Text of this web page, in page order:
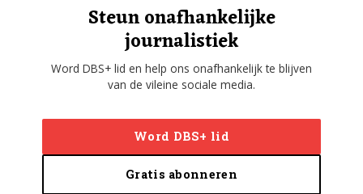
Steun onafhankelijke
journalistiek
Word DBS+ lid en help ons onafhankelijk te blijven
van de vileine sociale media.
Word DBS+ lid
Gratis abonneren